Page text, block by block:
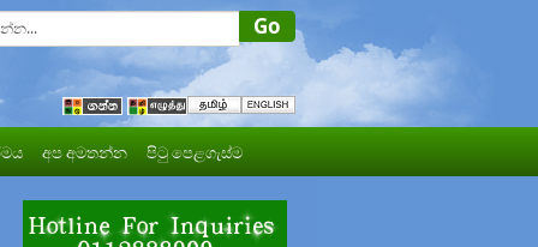
අප අමතන්න පිටු පෙළගැස්ම